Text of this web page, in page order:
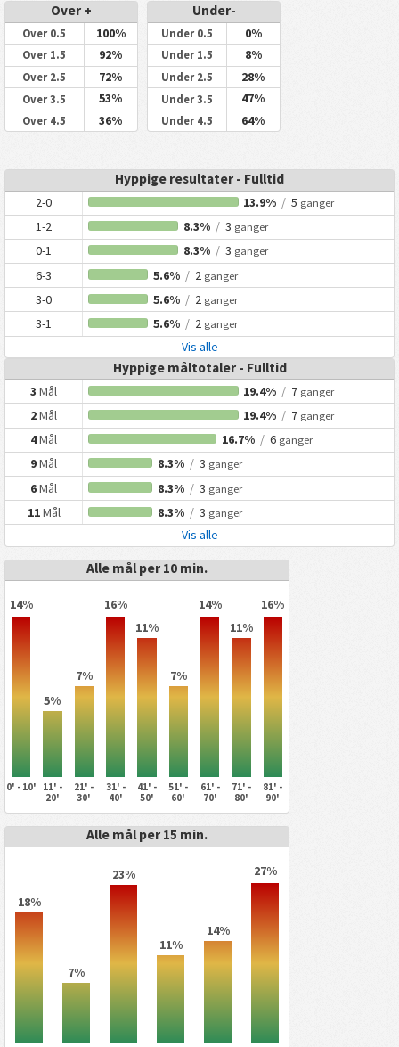
Over +
Over 0.5 100%
Over 1.5 92%
Over 2.5 72%
Over 3.5 53%
Over 4.5 36%
Under-
Under 0.5 0%
Under 1.5 8%
Under 2.5 28%
Under 3.5 47%
Under 4.5 64%
Hyppige resultater - Fulltid
2-0 13.9% / 5 ganger
1-2 8.3% /3 ganger
0-1 8.3% /3 ganger
6-3 5.6% /2 ganger
3-0 5.6% /2 ganger
3-1 5.6% /2 ganger
Vis alle
Hyppige måltotaler - Fulltid
3Mål 19.4% / 7 ganger
2Mål 19.4% / 7 ganger
4Mål 16.7% / 6 ganger
9Mål 8.3% /3 ganger
6Mål 8.3% /3 ganger
11Mål 8.3% /3 ganger
Vis alle
Alle mål per 10 min.
14%
5%
7%
16%
11%
7%
14%
11%
16%
0' - 10'
11' -
20'
21' -
30'
31' -
40'
41' -
50'
51' -
60'
61' -
70'
71' -
80'
81' -
90'
Alle mål per 15 min.
18%
7%
23%
11%
14%
27%